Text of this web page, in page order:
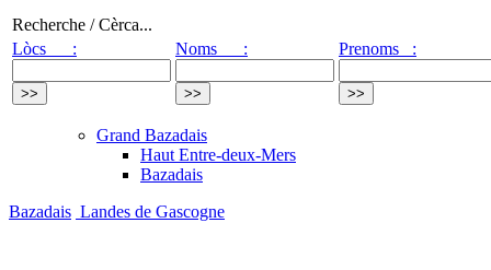
Recherche / Cèrca...
Lòcs :
Noms : Prenoms :
Grand Bazadais
Haut Entre-deux-Mers
Bazadais
Bazadais Landes de Gascogne